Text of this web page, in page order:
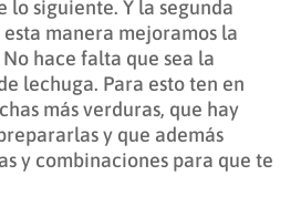
lo siguiente. Y la segunda
manera mejoramos la
hace falta que sea la
lechuga. Para esto ten en
más verduras, que hay
y que además
y combinaciones para que te